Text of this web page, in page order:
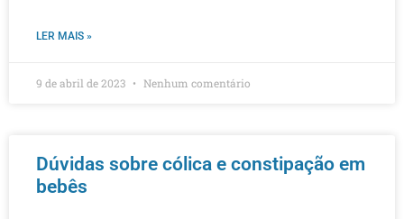
LER MAIS »
9 de abril de 2023 Nenhum comentário
Dúvidas sobre cólica e constipação em
bebês